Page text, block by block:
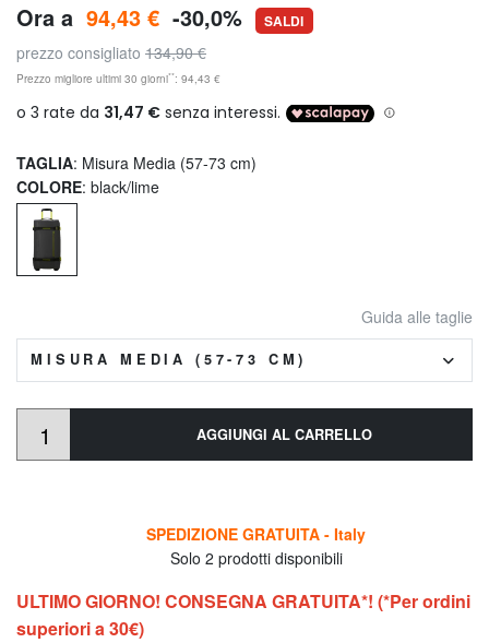
Ora a 94,43 € -30,0% SALDI
prezzo consigliato 134,90 €
Prezzo migliore ultimi 30 giorni**: 94,43 €
TAGLIA: Misura Media (57-73 cm)
COLORE: black/lime
Guida alle taglie
MISURA MEDIA (57-73 CM)
AGGIUNGI AL CARRELLO
SPEDIZIONE GRATUITA - Italy
Solo 2 prodotti disponibili
ULTIMO GIORNO! CONSEGNA GRATUITA*! (*Per ordini
superiori a 30€)